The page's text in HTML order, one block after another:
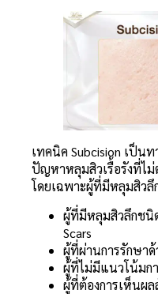
เทคนิค Subcision เป็น
ปัญหาหลุมสิวเรื้อรังที่ไ
โดยเฉพาะผู้ที่มีหลุมสิวลึ
ผู้ที่มีหลุมสิวลึกชนิ
Scars
ผู้ที่ผ่านการรักษา
ผู้ที่ไม่มีแนวโน้มก
ผู้ที่ต้องการเห็นผ